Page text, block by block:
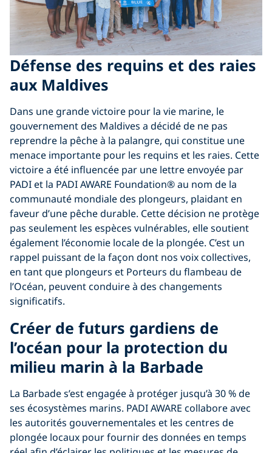
Défense des requins et des raies
aux Maldives
Dans une grande victoire pour la vie marine, le
gouvernement des Maldives a décidé de ne pas
reprendre la pêche à la palangre, qui constitue une
menace importante pour les requins et les raies. Cette
victoire a été influencée par une lettre envoyée par
PADI et la PADI AWARE Foundation® au nom de la
communauté mondiale des plongeurs, plaidant en
faveur d’une pêche durable. Cette décision ne protège
pas seulement les espèces vulnérables, elle soutient
également l’économie locale de la plongée. C’est un
rappel puissant de la façon dont nos voix collectives,
en tant que plongeurs et Porteurs du flambeau de
l’Océan, peuvent conduire à des changements
significatifs.
Créer de futurs gardiens de
l’océan pour la protection du
milieu marin à la Barbade
La Barbade s’est engagée à protéger jusqu’à 30 % de
ses écosystèmes marins. PADI AWARE collabore avec
les autorités gouvernementales et les centres de
plongée locaux pour fournir des données en temps